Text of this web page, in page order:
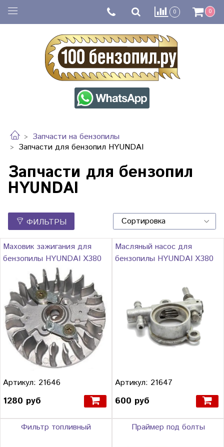
0 0
Запчасти на бензопилы
Запчасти для бензопил HYUNDAI
Запчасти для бензопил
HYUNDAI
ФИЛЬТРЫ
Маховик зажигания для
бензопилы HYUNDAI Х380
Артикул: 21646
1280 руб
Масляный насос для
бензопилы HYUNDAI Х380
Артикул: 21647
600 руб
Фильтр топливный Праймер под болты